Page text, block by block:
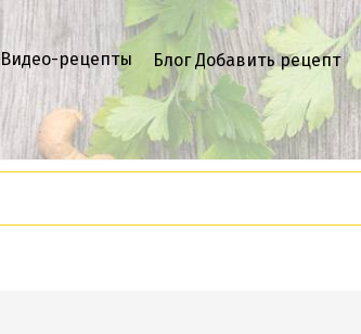
Видео-рецепты Блог Добавить рецепт